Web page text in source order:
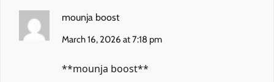
mounja boost
March 16, 2026 at 7:18 pm
**mounja boost**